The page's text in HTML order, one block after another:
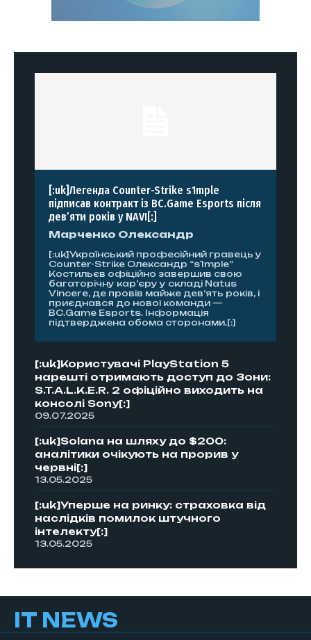
[:uk]Легенда Counter-Strike s1mple
підписав контракт із BC.Game Esports після
дев’яти років у NAVI[:]
Марченко Олександр
[:uk]Український професійний гравець у
Counter-Strike Олександр “s1mple”
Костильєв офіційно завершив свою
багаторічну кар’єру у складі Natus
Vincere, де провів майже дев’ять років, і
приєднався до нової команди —
BC.Game Esports. Інформація
підтверджена обома сторонами.[:]
[:uk]Користувачі PlayStation 5
нарешті отримають доступ до Зони:
S.T.A.L.K.E.R. 2 офіційно виходить на
консолі Sony[:]
09.07.2025
[:uk]Solana на шляху до $200:
аналітики очікують на прорив у
червні[:]
13.05.2025
[:uk]Уперше на ринку: страховка від
наслідків помилок штучного
інтелекту[:]
13.05.2025
IT NEWS